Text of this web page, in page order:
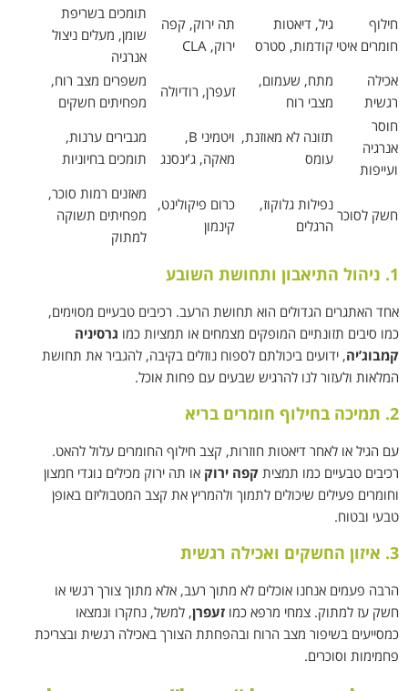
חילוף
חומרים איטי
גיל, דיאטות
קודמות, סטרס
תה ירוק, קפה
ירוק, CLA
תומכים בשריפת
שומן, מעלים ניצול
אנרגיה
אכילה
רגשית
מתח, שעמום,
מצבי רוח
זעפרן, רודיולה
משפרים מצב רוח,
מפחיתים חשקים
חוסר
אנרגיה
ועייפות
תזונה לא מאוזנת,
עומס
ויטמיני B,
מאקה, ג’ינסנג
מגבירים ערנות,
תומכים בחיוניות
חשק לסוכר
נפילות גלוקוז,
הרגלים
כרום פיקולינט,
קינמון
מאזנים רמות סוכר,
מפחיתים תשוקה
למתוק
1. ניהול התיאבון ותחושת השובע
אחד האתגרים הגדולים הוא תחושת הרעב. רכיבים טבעיים מסוימים,
כמו סיבים תזונתיים המופקים מצמחים או תמציות כמו גרסיניה
קמבוג’יה, ידועים ביכולתם לספוח נוזלים בקיבה, להגביר את תחושת
המלאות ולעזור לנו להרגיש שבעים עם פחות אוכל.
2. תמיכה בחילוף חומרים בריא
עם הגיל או לאחר דיאטות חוזרות, קצב חילוף החומרים עלול להאט.
רכיבים טבעיים כמו תמצית קפה ירוק או תה ירוק מכילים נוגדי חמצון
וחומרים פעילים שיכולים לתמוך ולהמריץ את קצב המטבוליזם באופן
טבעי ובטוח.
3. איזון החשקים ואכילה רגשית
הרבה פעמים אנחנו אוכלים לא מתוך רעב, אלא מתוך צורך רגשי או
חשק עז למתוק. צמחי מרפא כמו זעפרן, למשל, נחקרו ונמצאו
כמסייעים בשיפור מצב הרוח ובהפחתת הצורך באכילה רגשית ובצריכת
פחמימות וסוכרים.